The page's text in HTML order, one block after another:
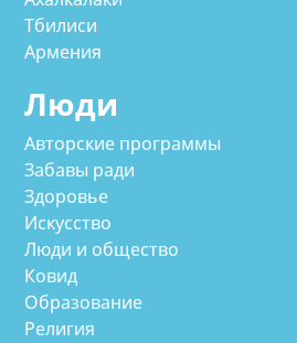
Тбилиси
Армения
Люди
Авторские программы
Забавы ради
Здоровье
Искусство
Люди и общество
Ковид
Образование
Религия